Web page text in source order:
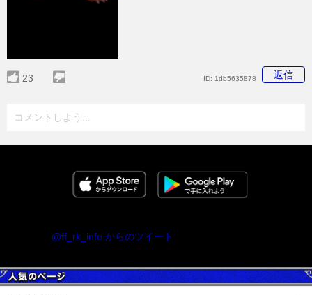
23 返信
ID: 1db5635878
コメントしよう...
@ff_rk_info からのツイート